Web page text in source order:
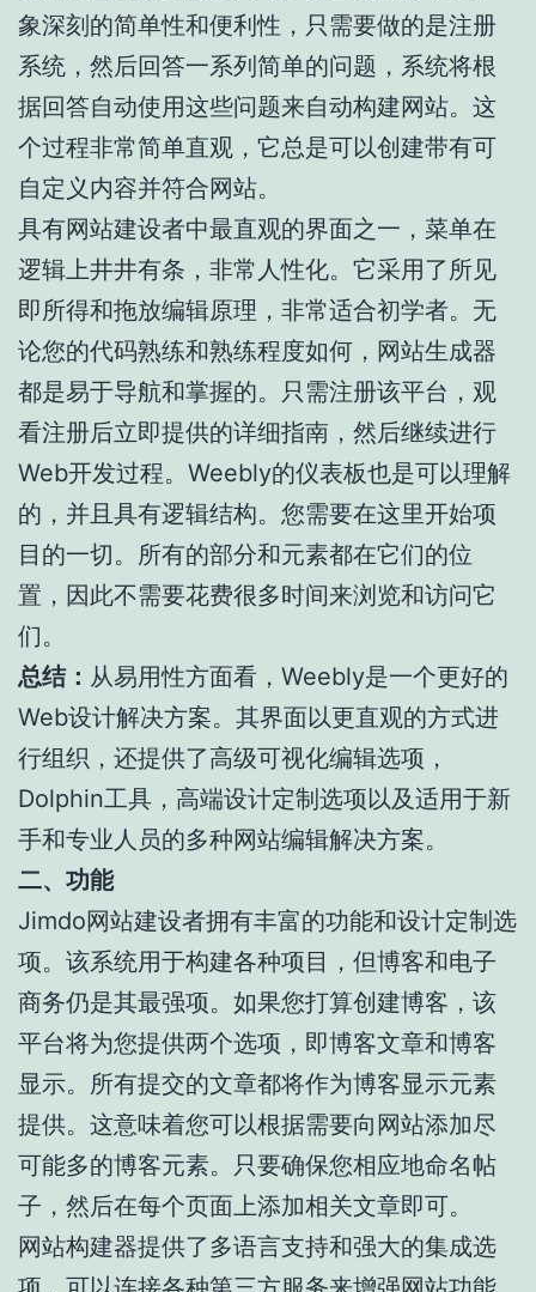
象深刻的简单性和便利性，只需要做的是注册
系统，然后回答一系列简单的问题，系统将根
据回答自动使用这些问题来自动构建网站。这
个过程非常简单直观，它总是可以创建带有可
自定义内容并符合网站。
具有网站建设者中最直观的界面之一，菜单在
逻辑上井井有条，非常人性化。它采用了所见
即所得和拖放编辑原理，非常适合初学者。无
论您的代码熟练和熟练程度如何，网站生成器
都是易于导航和掌握的。只需注册该平台，观
看注册后立即提供的详细指南，然后继续进行
Web开发过程。Weebly的仪表板也是可以理解
的，并且具有逻辑结构。您需要在这里开始项
目的一切。所有的部分和元素都在它们的位
置，因此不需要花费很多时间来浏览和访问它
们。
总结： 从易用性方面看，Weebly是一个更好的
Web设计解决方案。其界面以更直观的方式进
行组织，还提供了高级可视化编辑选项，
Dolphin工具，高端设计定制选项以及适用于新
手和专业人员的多种网站编辑解决方案。
二、功能
Jimdo网站建设者拥有丰富的功能和设计定制选
项。该系统用于构建各种项目，但博客和电子
商务仍是其最强项。如果您打算创建博客，该
平台将为您提供两个选项，即博客文章和博客
显示。所有提交的文章都将作为博客显示元素
提供。这意味着您可以根据需要向网站添加尽
可能多的博客元素。只要确保您相应地命名帖
子，然后在每个页面上添加相关文章即可。
网站构建器提供了多语言支持和强大的集成选